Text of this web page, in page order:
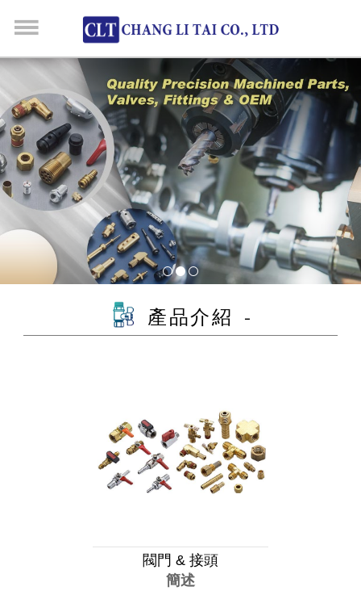
產品介紹 -
閥門 & 接頭
簡述